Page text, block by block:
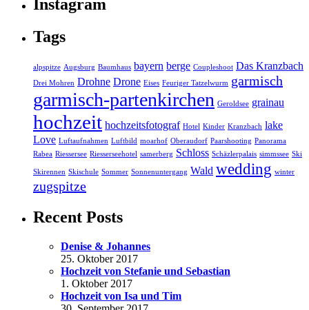
Instagram
Tags
alpspitze Augsburg Baumhaus bayern berge Coupleshoot Das Kranzbach
Drei Mohren Drohne Drone Eises Feuriger Tatzelwurm garmisch
garmisch-partenkirchen Geroldsee grainau
hochzeit hochzeitsfotograf Hotel Kinder Kranzbach lake
Love Luftaufnahmen Luftbild moarhof Oberaudorf Paarshooting Panorama
Rabea Riessersee Riesserseehotel samerberg Schloss Schäzlerpalais simmssee Ski
Skirennen Skischule Sommer Sonnenuntergang Wald wedding winter
zugspitze
Recent Posts
Denise & Johannes
25. Oktober 2017
Hochzeit von Stefanie und Sebastian
1. Oktober 2017
Hochzeit von Isa und Tim